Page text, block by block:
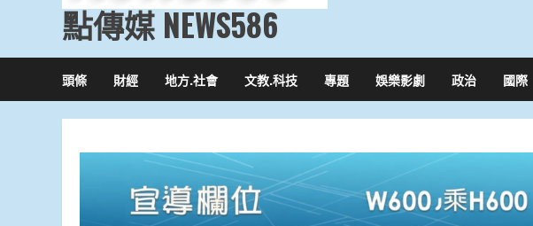
點傳媒 NEWS586
頭條 財經 地方.社會 文教.科技 專題 娛樂影劇 政治 國際